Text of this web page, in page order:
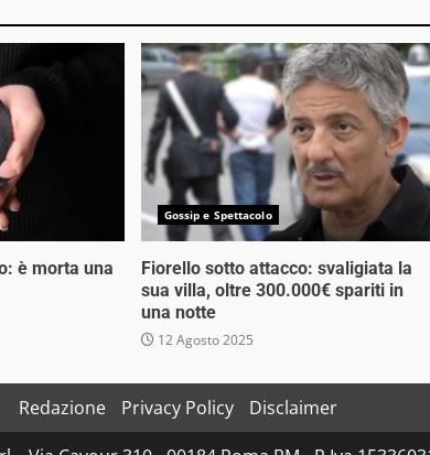
è morta una
Gossip e Spettacolo
Fiorello sotto attacco: svaligiata la
sua villa, oltre 300.000€ spariti in
una notte
12 Agosto 2025
Redazione Privacy Policy
Disclaimer